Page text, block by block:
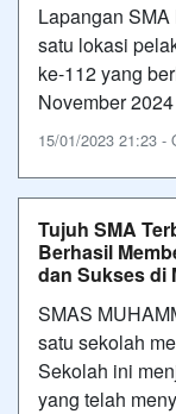
Lapangan
satu lokasi
ke-112 yang
November
15/01/2023 21:23 -
Tujuh SMA
Berhasil
dan Sukses di
SMAS
satu sekolah
Sekolah ini
yang telah